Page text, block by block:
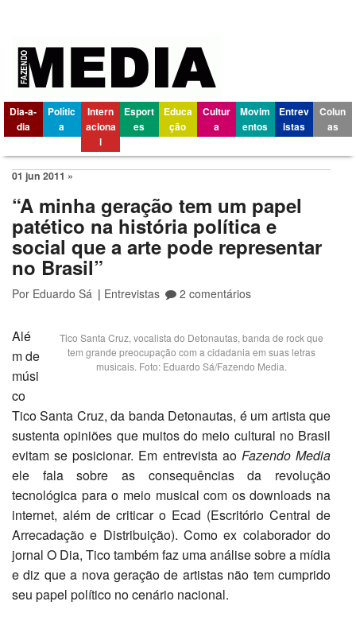
Dia-a-
dia
Polític
a
Intern
aciona
l
Esport
es
Educa
ção
Cultur
a
Movim
entos
Entrev
istas
Colun
as
01 jun 2011 »
“A minha geração tem um papel
patético na história política e
social que a arte pode representar
no Brasil”
Por Eduardo Sá | Entrevistas 2 comentários
Tico Santa Cruz, vocalista do Detonautas, banda de rock que
tem grande preocupação com a cidadania em suas letras
musicais. Foto: Eduardo Sá/Fazendo Media.
Alé
m de
músi
co
Tico Santa Cruz, da banda Detonautas, é um artista que
sustenta opiniões que muitos do meio cultural no Brasil
evitam se posicionar. Em entrevista ao Fazendo Media
ele fala sobre as consequências da revolução
tecnológica para o meio musical com os downloads na
internet, além de criticar o Ecad (Escritório Central de
Arrecadação e Distribuição). Como ex colaborador do
jornal O Dia, Tico também faz uma análise sobre a mídia
e diz que a nova geração de artistas não tem cumprido
seu papel político no cenário nacional.